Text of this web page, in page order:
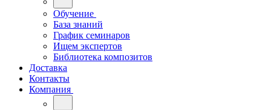
Обучение
База знаний
График семинаров
Ищем экспертов
Библиотека композитов
Доставка
Контакты
Компания